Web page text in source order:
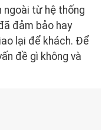
ngoài từ hệ thống
đảm bảo hay
lại để khách. Để
đề gì không và